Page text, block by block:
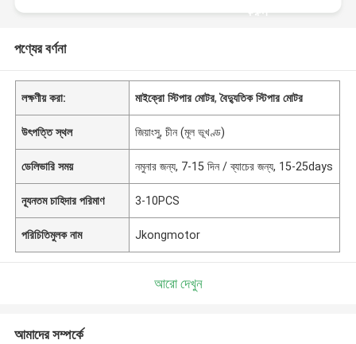
করুন
পণ্যের বর্ণনা
লক্ষণীয় করা: মাইক্রো স্টিপার মোটর,বৈদ্যুতিক স্টিপার মোটর
উৎপত্তি স্থল জিয়াংসু, চীন (মূল ভূখণ্ড)
ডেলিভারি সময় নমুনার জন্য, 7-15 দিন / ব্যাচের জন্য, 15-25days
ন্যূনতম চাহিদার পরিমাণ 3-10PCS
পরিচিতিমুলক নাম Jkongmotor
আরো দেখুন
আমাদের সম্পর্কে